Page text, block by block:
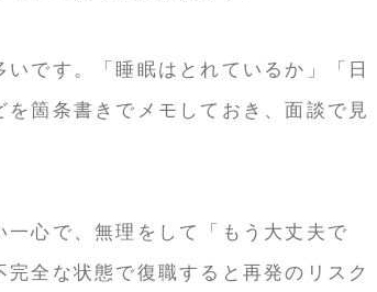
です。「睡眠はとれているか」「日
箇条書きでメモしておき、面談で見
心で、無理をして「もう大丈夫で
全な状態で復職すると再発のリスク